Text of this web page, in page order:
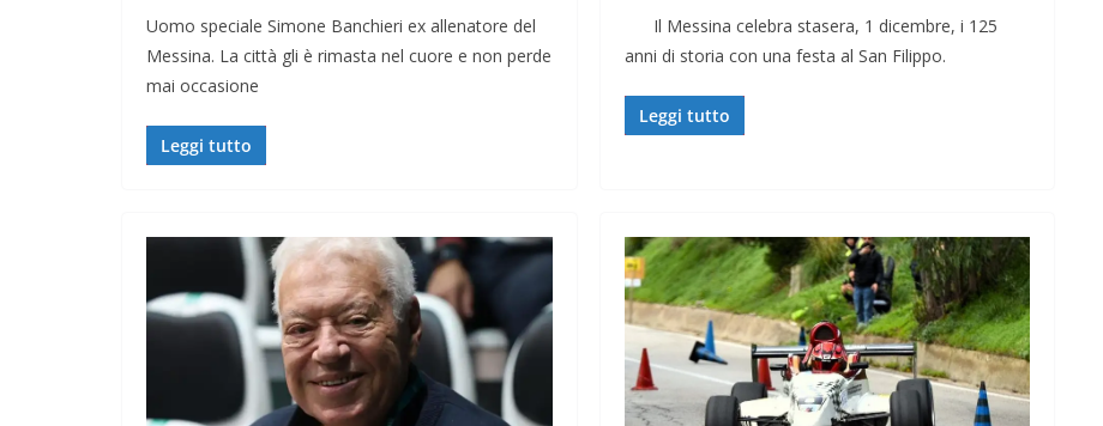
Uomo speciale Simone Banchieri ex allenatore del
Messina. La città gli è rimasta nel cuore e non perde
mai occasione
Leggi tutto
Il Messina celebra stasera, 1 dicembre, i 125
anni di storia con una festa al San Filippo.
Leggi tutto